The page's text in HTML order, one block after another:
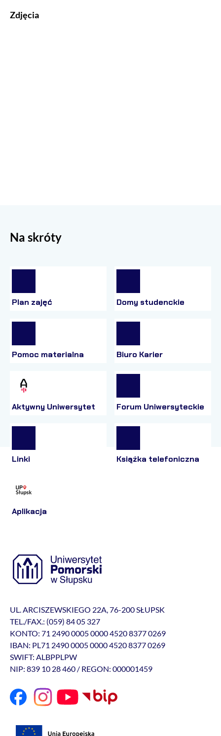
Zdjęcia
Na skróty
Plan zajęć Domy studenckie
Pomoc materialna Biuro Karier
Aktywny Uniwersytet Forum Uniwersyteckie
Linki Książka telefoniczna
Aplikacja
UL. ARCISZEWSKIEGO 22A, 76-200 SŁUPSK
TEL./FAX.: (059) 84 05 327
KONTO: 71 2490 0005 0000 4520 8377 0269
IBAN: PL71 2490 0005 0000 4520 8377 0269
SWIFT: ALBPPLPW
NIP: 839 10 28 460 / REGON: 000001459